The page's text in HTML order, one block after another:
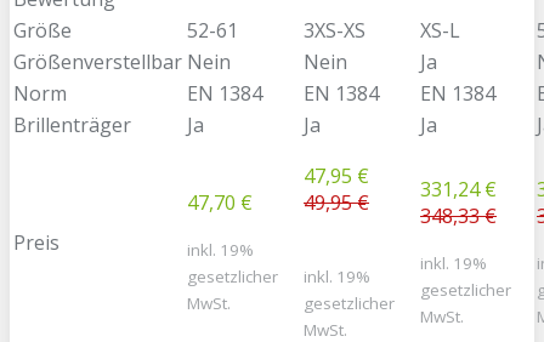
Größe
52-61 3XS-XS XS-L
Größenverstellbar Nein Nein Ja
Norm
EN 1384 EN 1384 EN 1384
Brillenträger
Ja Ja Ja
Preis
47,70 €
inkl. 19%
gesetzlicher
MwSt.
47,95 €
49,95 €
inkl. 19%
gesetzlicher
MwSt.
331,24 €
348,33 €
inkl. 19%
gesetzlicher
MwSt.